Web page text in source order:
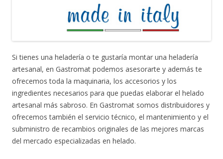
Si tienes una heladería o te gustaría montar una heladería
artesanal, en Gastromat podemos asesorarte y además te
ofrecemos toda la maquinaria, los accesorios y los
ingredientes necesarios para que puedas elaborar el helado
artesanal más sabroso. En Gastromat somos distribuidores y
ofrecemos también el servicio técnico, el mantenimiento y el
subministro de recambios originales de las mejores marcas
del mercado especializadas en helado.